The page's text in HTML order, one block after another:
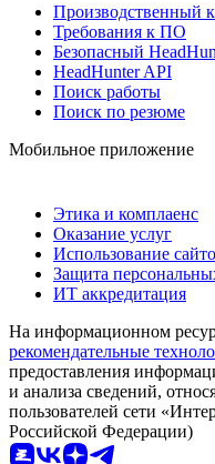
Производственный
Требования к ПО
Безопасный
HeadHunter API
Поиск работы
Поиск по резюме
Мобильное приложение
Этика и комплаенс
Оказание услуг
Использование
Защита
ИТ аккредитация
На информационном
рекомендательные
предоставления
и анализа сведений,
пользователей сети
Российской Федерации)